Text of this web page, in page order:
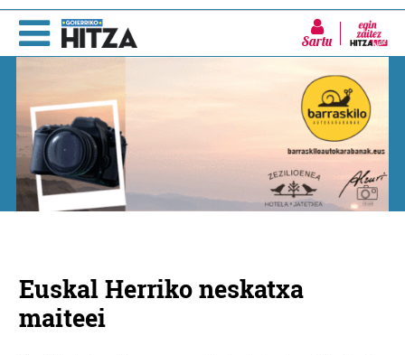
Sartu
Euskal Herriko neskatxa
maiteei